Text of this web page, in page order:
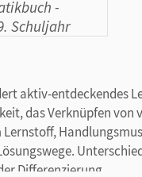
aktiv-entdeckendes
das Verknüpfen von
Lernstoff,
Differenzierung.